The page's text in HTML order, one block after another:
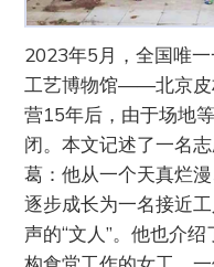
2023年5月，全国唯
工艺博物馆——北京皮
营15年后，由于场地
闭。本文记述了一名
葛：他从一个天真烂
逐步成长为一名接近
声的“文人”。他也介